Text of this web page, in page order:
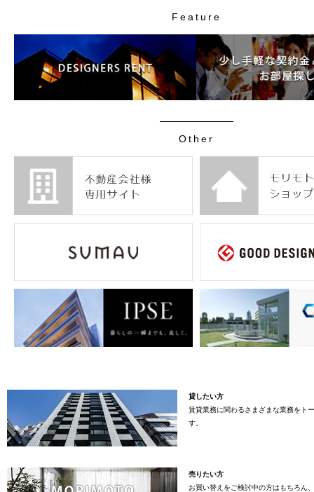
Feature
Other
貸したい方
賃貸業務に関わるさまざまな業務をト
す。
売りたい方
お買い替えをご検討中の方はもちろん